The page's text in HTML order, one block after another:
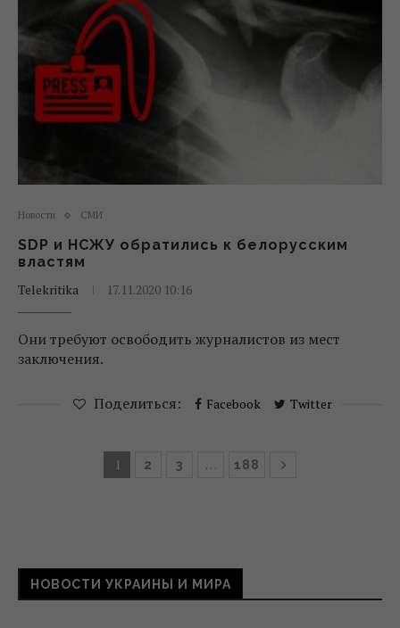
Новости СМИ
SDP и НСЖУ обратились к белорусским
властям
Telekritika
17.11.2020 10:16
Они требуют освободить журналистов из мест
заключения.
Поделиться: Facebook Twitter
1 2 3 … 188
НОВОСТИ УКРАИНЫ И МИРА